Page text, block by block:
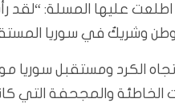
اطلعت عليها المسلة:
وشريكٌ في سوريا
الكرد ومستقبل سوريا
الخاطئة والمجحفة